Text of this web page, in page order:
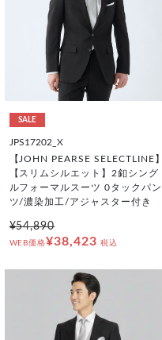
SALE
JPS17202_X
【JOHN PEARSE SELECTLINE】
【スリムシルエット】2釦シング
ルフォーマルスーツ 0タックパン
ツ/濃染加工/アジャスター付き
¥54,890
WEB価格¥38,423 税込